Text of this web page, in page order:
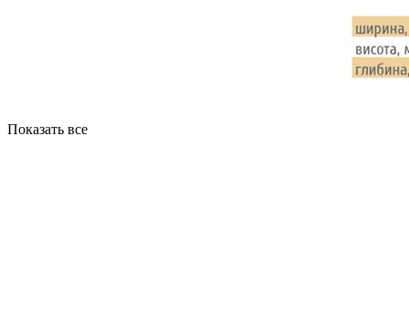
Показать все